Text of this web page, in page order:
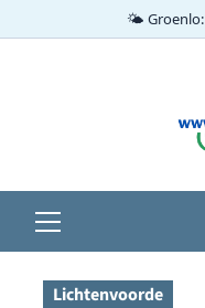
🌤️ Groenlo:
menu
Lichtenvoorde